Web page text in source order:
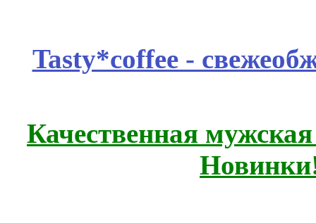
Tasty*coffee -
Качественная